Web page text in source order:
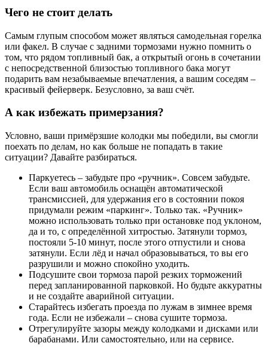
Чего не стоит делать
Самым глупым способом может являться самодельная горелка
или факел. В случае с задними тормозами нужно помнить о
том, что рядом топливный бак, а открытый огонь в сочетании
с непосредственной близостью топливного бака могут
подарить вам незабываемые впечатления, а вашим соседям –
красивый фейерверк. Безусловно, за ваш счёт.
А как избежать примерзания?
Условно, ваши примёрзшие колодки мы победили, вы смогли
поехать по делам, но как больше не попадать в такие
ситуации? Давайте разбираться.
Паркуетесь – забудьте про «ручник». Совсем забудьте.
Если ваш автомобиль оснащён автоматической
трансмиссией, для удержания его в состоянии покоя
придумали режим «паркинг». Только так. «Ручник»
можно использовать только при остановке под уклоном,
да и то, с определённой хитростью. Затянули тормоз,
постояли 5-10 минут, после этого отпустили и снова
затянули. Если лёд и начал образовываться, то вы его
разрушили и можно спокойно уходить.
Подсушите свои тормоза парой резких торможений
перед запланированной парковкой. Но будьте аккуратны
и не создайте аварийной ситуации.
Старайтесь избегать проезда по лужам в зимнее время
года. Если не избежали – снова сушите тормоза.
Отрегулируйте зазоры между колодками и дисками или
барабанами. Или самостоятельно, или на сервисе.